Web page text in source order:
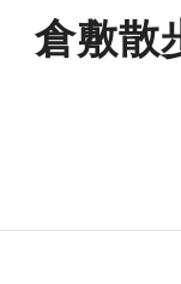
倉敷散